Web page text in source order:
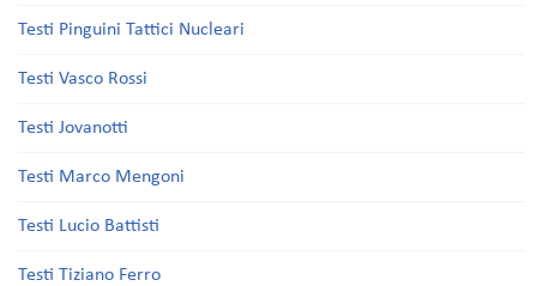
Testi Pinguini Tattici Nucleari
Testi Vasco Rossi
Testi Jovanotti
Testi Marco Mengoni
Testi Lucio Battisti
Testi Tiziano Ferro